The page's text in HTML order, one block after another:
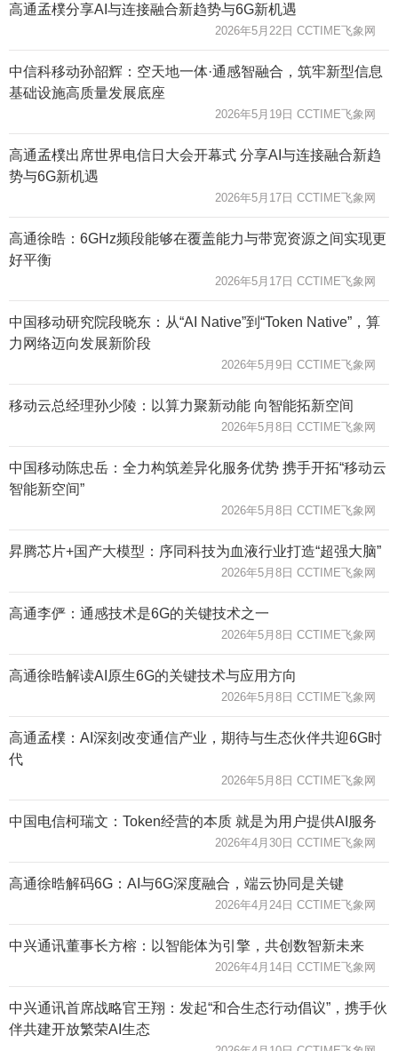
高通孟樸分享AI与连接融合新趋势与6G新机遇
2026年5月22日 CCTIME飞象网
中信科移动孙韶辉：空天地一体·通感智融合，筑牢新型信息
基础设施高质量发展底座
2026年5月19日 CCTIME飞象网
高通孟樸出席世界电信日大会开幕式 分享AI与连接融合新趋
势与6G新机遇
2026年5月17日 CCTIME飞象网
高通徐晧：6GHz频段能够在覆盖能力与带宽资源之间实现更
好平衡
2026年5月17日 CCTIME飞象网
中国移动研究院段晓东：从“AI Native”到“Token Native”，算
力网络迈向发展新阶段
2026年5月9日 CCTIME飞象网
移动云总经理孙少陵：以算力聚新动能 向智能拓新空间
2026年5月8日 CCTIME飞象网
中国移动陈忠岳：全力构筑差异化服务优势 携手开拓“移动云
智能新空间”
2026年5月8日 CCTIME飞象网
昇腾芯片+国产大模型：序同科技为血液行业打造“超强大脑”
2026年5月8日 CCTIME飞象网
高通李俨：通感技术是6G的关键技术之一
2026年5月8日 CCTIME飞象网
高通徐晧解读AI原生6G的关键技术与应用方向
2026年5月8日 CCTIME飞象网
高通孟樸：AI深刻改变通信产业，期待与生态伙伴共迎6G时
代
2026年5月8日 CCTIME飞象网
中国电信柯瑞文：Token经营的本质 就是为用户提供AI服务
2026年4月30日 CCTIME飞象网
高通徐晧解码6G：AI与6G深度融合，端云协同是关键
2026年4月24日 CCTIME飞象网
中兴通讯董事长方榕：以智能体为引擎，共创数智新未来
2026年4月14日 CCTIME飞象网
中兴通讯首席战略官王翔：发起“和合生态行动倡议”，携手伙
伴共建开放繁荣AI生态